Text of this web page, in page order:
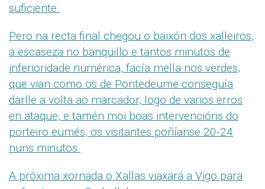
suficiente.
Pero na recta final chegou o baixón dos xalleiros,
a escaseza no banquillo e tantos minutos de
inferioridade numérica, facía mella nos verdes,
que vian como os de Pontedeume conseguía
darlle a volta ao marcador, logo de varios erros
en ataque, e tamén moi boas intervencións do
porteiro eumés, os visitantes poñíanse 20-24
nuns minutos.
A próxima xornada o Xallas viaxará a Vigo para